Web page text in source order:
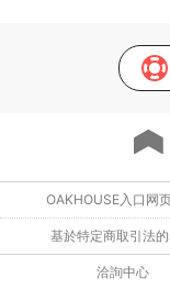
OAKHOUSE入口网
基於特定商取引法
洽詢中心